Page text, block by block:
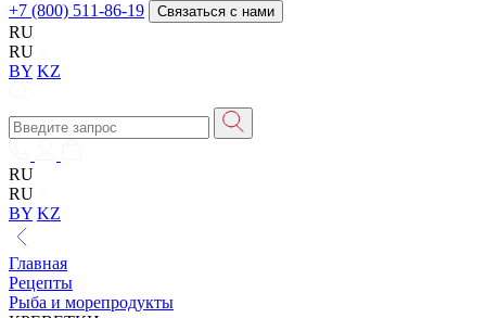
+7 (800) 511-86-19 Связаться с нами
RU
RU
BY KZ
RU
RU
BY KZ
Главная
Рецепты
Рыба и морепродукты